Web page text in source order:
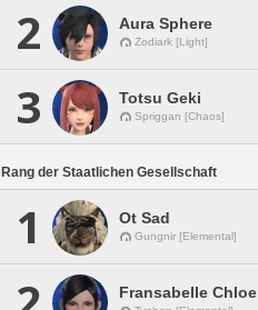
2 Aura Sphere
Zodiark [Light]
3 Totsu Geki
Spriggan [Chaos]
Rang der Staatlichen Gesellschaft
1 Ot Sad
Gungnir [Elemental]
Fransabelle Chloe